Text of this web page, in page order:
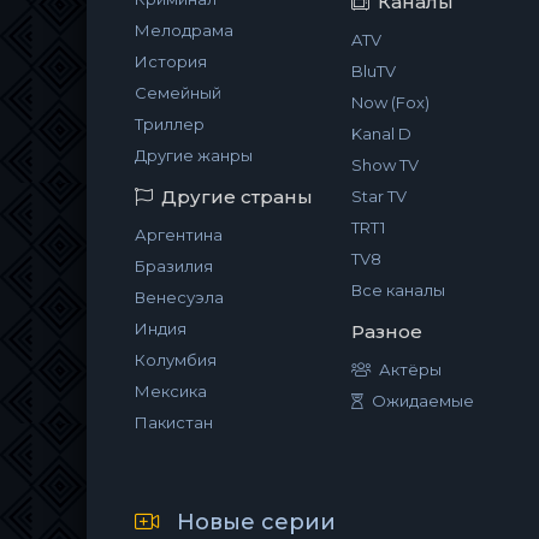
Мелодрама
История
Семейный
Триллер
Другие жанры
Другие страны
Аргентина
Бразилия
Венесуэла
Индия
Колумбия
Мексика
Пакистан
ATV
BluTV
Now (Fox)
Kanal D
Show TV
Star TV
TRT1
TV8
Все каналы
Разное
Актёры
Ожидаемые
Новые серии